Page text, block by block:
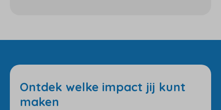
Ontdek welke impact jij kunt
maken